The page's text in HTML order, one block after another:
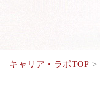
キャリア・ラボTOP